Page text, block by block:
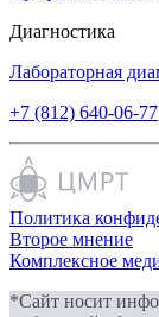
Диагностика
Лабораторная
+7 (812) 640-06-77
Политика
Второе мнение
Комплексное
*Сайт носит